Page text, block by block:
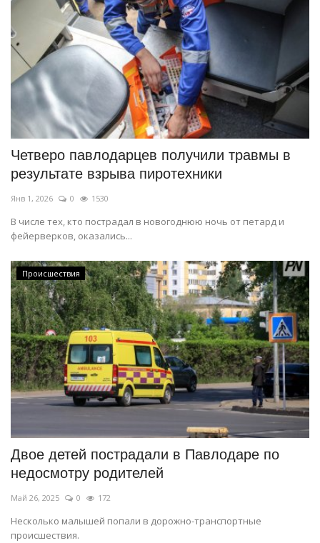
Четверо павлодарцев получили травмы в
результате взрыва пиротехники
Янв 1, 2026 0 1530
В числе тех, кто пострадал в новогоднюю ночь от петард и
фейерверков, оказались...
Происшествия
Двое детей пострадали в Павлодаре по
недосмотру родителей
Май 26, 2025 0 172
Несколько малышей попали в дорожно-транспортные
происшествия.